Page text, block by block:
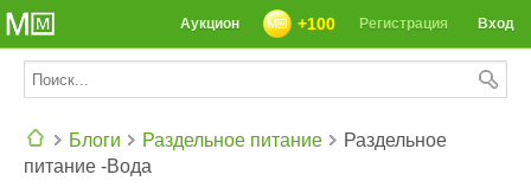
Вход
Регистрация
+100
Аукцион
Блоги Раздельное питание
Раздельное
питание -Вода